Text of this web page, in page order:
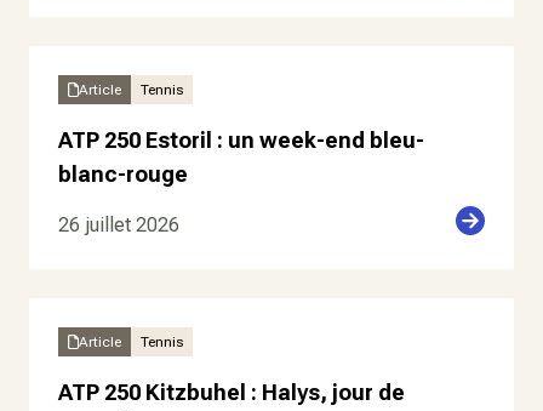
Article Tennis
ATP 250 Estoril : un week-end bleu-
blanc-rouge
26 juillet 2026
Article Tennis
ATP 250 Kitzbuhel : Halys, jour de